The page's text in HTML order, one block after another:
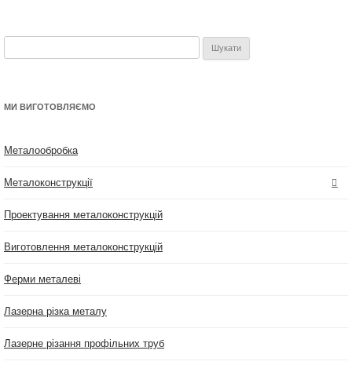
МИ ВИГОТОВЛЯЄМО
Металообробка
Металоконструкції
Проектування металоконструкцій
Виготовлення металоконструкцій
Ферми металеві
Лазерна різка металу
Лазерне різання профільних труб